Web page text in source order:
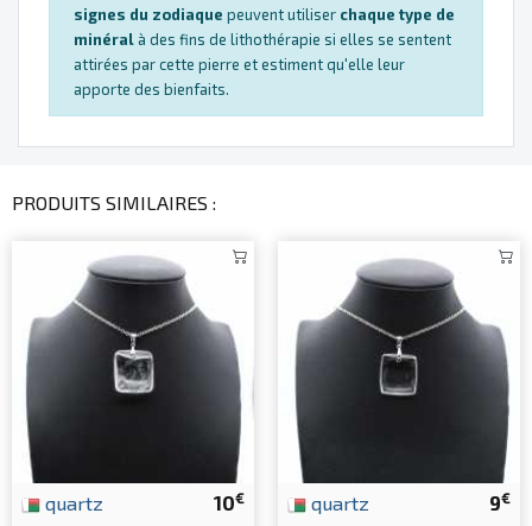
signes du zodiaque peuvent utiliser chaque type de
minéralà des fins de lithothérapie si elles se sentent
attirées par cette pierre et estiment qu'elle leur
apporte des bienfaits.
PRODUITS SIMILAIRES :
10€
quartz 9€
quartz